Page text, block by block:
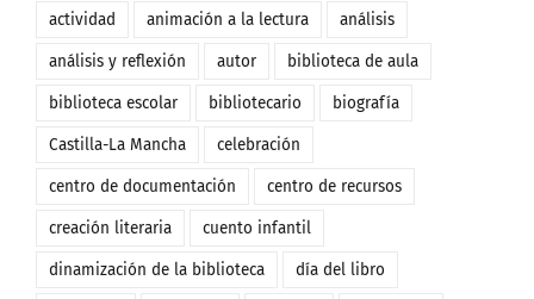
actividad animación a la lectura análisis
análisis y reflexión autor biblioteca de aula
biblioteca escolar bibliotecario biografía
Castilla-La Mancha celebración
centro de documentación centro de recursos
creación literaria cuento infantil
dinamización de la biblioteca día del libro